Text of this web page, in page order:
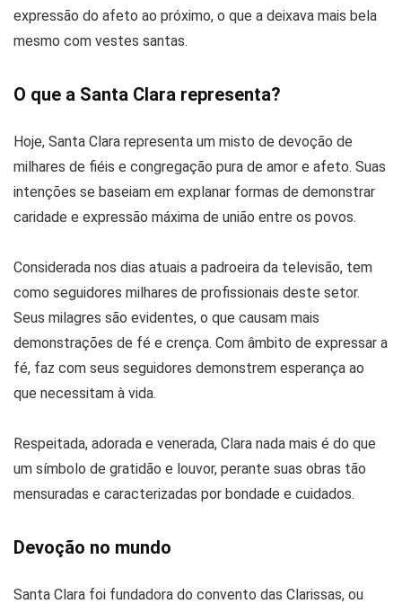
expressão do afeto ao próximo, o que a deixava mais bela
mesmo com vestes santas.
O que a Santa Clara representa?
Hoje, Santa Clara representa um misto de devoção de
milhares de fiéis e congregação pura de amor e afeto. Suas
intenções se baseiam em explanar formas de demonstrar
caridade e expressão máxima de união entre os povos.
Considerada nos dias atuais a padroeira da televisão, tem
como seguidores milhares de profissionais deste setor.
Seus milagres são evidentes, o que causam mais
demonstrações de fé e crença. Com âmbito de expressar a
fé, faz com seus seguidores demonstrem esperança ao
que necessitam à vida.
Respeitada, adorada e venerada, Clara nada mais é do que
um símbolo de gratidão e louvor, perante suas obras tão
mensuradas e caracterizadas por bondade e cuidados.
Devoção no mundo
Santa Clara foi fundadora do convento das Clarissas, ou